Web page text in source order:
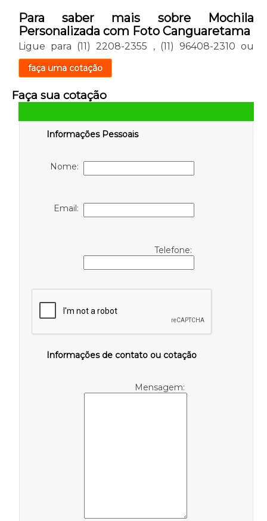
Para saber mais sobre Mochila
Personalizada com Foto Canguaretama
Ligue para (11) 2208-2355 , (11) 96408-2310 ou
faça uma cotação
Faça sua cotação
Informações Pessoais
Nome:
Email:
Telefone:
Informações de contato ou cotação
Mensagem: